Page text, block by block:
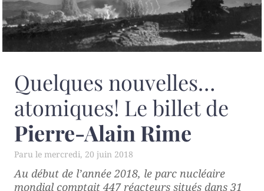
Quelques nouvelles…
atomiques! Le billet de
Pierre-Alain Rime
mercredi, 20 juin 2018
Au début de l’année 2018, le parc nucléaire
mondial comptait 447 réacteurs situés dans 31